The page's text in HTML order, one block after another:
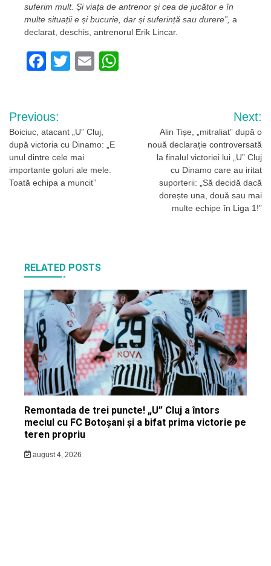
suferim mult. Și viața de antrenor și cea de jucător e în
multe situații e și bucurie, dar și suferință sau durere”, a
declarat, deschis, antrenorul Erik Lincar.
Facebook
Twitter
Email
Navigare
în
articole
Previous:
Boiciuc, atacant „U” Cluj,
după victoria cu Dinamo: „E
unul dintre cele mai
importante goluri ale mele.
Toată echipa a muncit”
Next:
Alin Tișe, „mitraliat” după o
nouă declarație controversată
la finalul victoriei lui „U” Cluj
cu Dinamo care au iritat
suporterii: „Să decidă dacă
dorește una, două sau mai
multe echipe în Liga 1!”
RELATED POSTS
Remontada de trei puncte! „U” Cluj a întors
meciul cu FC Botoșani și a bifat prima victorie pe
teren propriu
august 4, 2026